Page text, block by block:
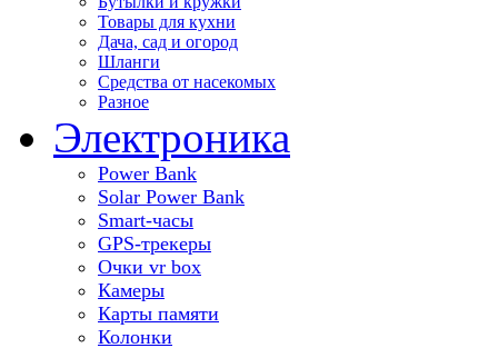
Товары для кухни
Дача, сад и огород
Шланги
Средства от насекомых
Разное
Электроника
Power Bank
Solar Power Bank
Smart-часы
GPS-трекеры
Очки vr box
Камеры
Карты памяти
Колонки